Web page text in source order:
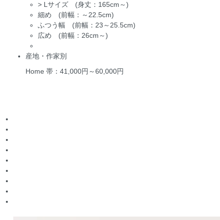
> Lサイズ (身丈：165cm～)
細め (前幅：～22.5cm)
ふつう幅 (前幅：23～25.5cm)
広め (前幅：26cm～)
産地・作家別
Home 帯：41,000円～60,000円